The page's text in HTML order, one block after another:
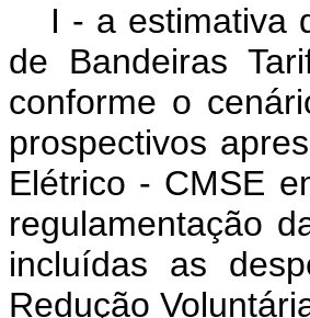
I - a estimativa
de Bandeiras
conforme o
prospectivos
Elétrico - CMSE
regulamentação
incluídas as
Redução